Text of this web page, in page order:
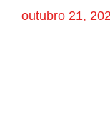
outubro 21,